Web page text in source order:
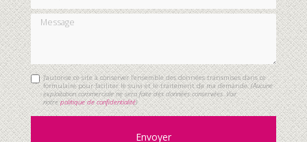
Message
J'autorise ce site à conserver l'ensemble des données transmises dans ce
formulaire pour faciliter le suivi et le traitement de ma demande.(Aucune
exploitation commerciale ne sera faite des données conservées. Voir
notrepolitique de confidentialité)